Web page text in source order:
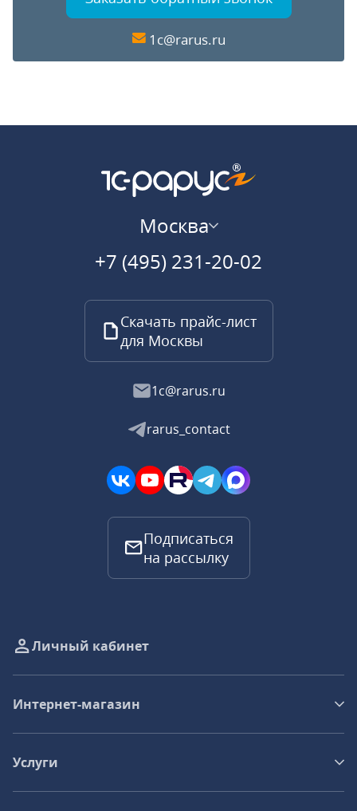
1c@rarus.ru
Москва
+7 (495) 231-20-02
Скачать прайс-лист
для Москвы
1c@rarus.ru
rarus_contact
Подписаться
на рассылку
Личный кабинет
Интернет-магазин
Услуги